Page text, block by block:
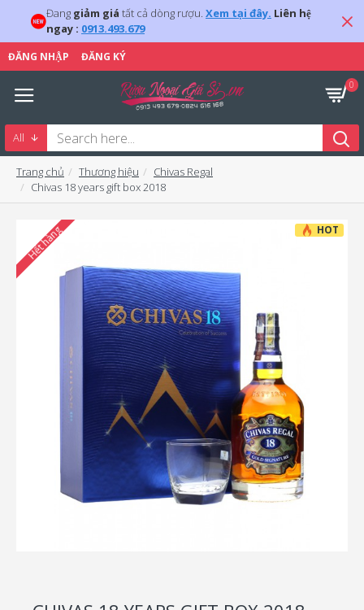
Đang giảm giá tất cả dòng rượu. Xem tại đây. Liên hệ
ngay : 0913.493.679
ĐĂNG NHẬP ĐĂNG KÝ
0
All
Trang chủ Thương hiệu
Chivas Regal
Chivas 18 years gift box 2018
HOT
Hết hàng